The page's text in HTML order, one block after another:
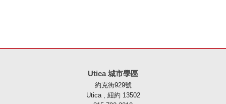
Utica 城市學區
約克街929號
Utica , 紐約 13502